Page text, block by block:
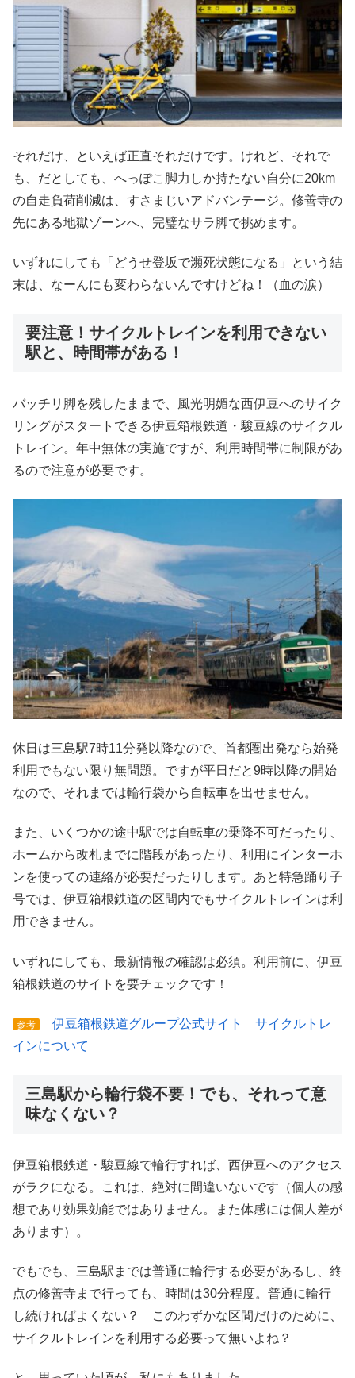
それだけ、といえば正直それだけです。けれど、それで
も、だとしても、へっぽこ脚力しか持たない自分に20km
の自走負荷削減は、すさまじいアドバンテージ。修善寺の
先にある地獄ゾーンへ、完璧なサラ脚で挑めます。
いずれにしても「どうせ登坂で瀕死状態になる」という結
末は、なーんにも変わらないんですけどね！（血の涙）
要注意！サイクルトレインを利用できない
駅と、時間帯がある！
バッチリ脚を残したままで、風光明媚な西伊豆へのサイク
リングがスタートできる伊豆箱根鉄道・駿豆線のサイクル
トレイン。年中無休の実施ですが、利用時間帯に制限があ
るので注意が必要です。
休日は三島駅7時11分発以降なので、首都圏出発なら始発
利用でもない限り無問題。ですが平日だと9時以降の開始
なので、それまでは輪行袋から自転車を出せません。
また、いくつかの途中駅では自転車の乗降不可だったり、
ホームから改札までに階段があったり、利用にインターホ
ンを使っての連絡が必要だったりします。あと特急踊り子
号では、伊豆箱根鉄道の区間内でもサイクルトレインは利
用できません。
いずれにしても、最新情報の確認は必須。利用前に、伊豆
箱根鉄道のサイトを要チェックです！
参考
伊豆箱根鉄道グループ公式サイト サイクルトレ
インについて
三島駅から輪行袋不要！でも、それって意
味なくない？
伊豆箱根鉄道・駿豆線で輪行すれば、西伊豆へのアクセス
がラクになる。これは、絶対に間違いないです（個人の感
想であり効果効能ではありません。また体感には個人差が
あります）。
でもでも、三島駅までは普通に輪行する必要があるし、終
点の修善寺まで行っても、時間は30分程度。普通に輪行
し続ければよくない？ このわずかな区間だけのために、
サイクルトレインを利用する必要って無いよね？